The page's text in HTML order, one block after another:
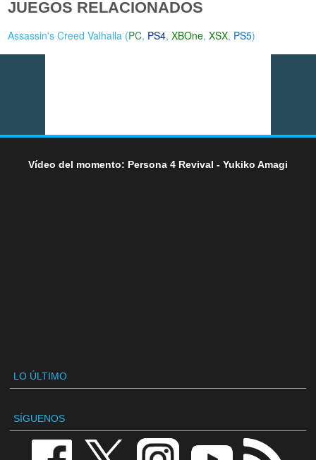
JUEGOS RELACIONADOS
Assassin's Creed Valhalla (PC, PS4,XBOne,XSX, PS5)
Vídeo del momento: Persona 4 Revival - Yukiko Amagi
LO ÚLTIMO
SÍGUENOS